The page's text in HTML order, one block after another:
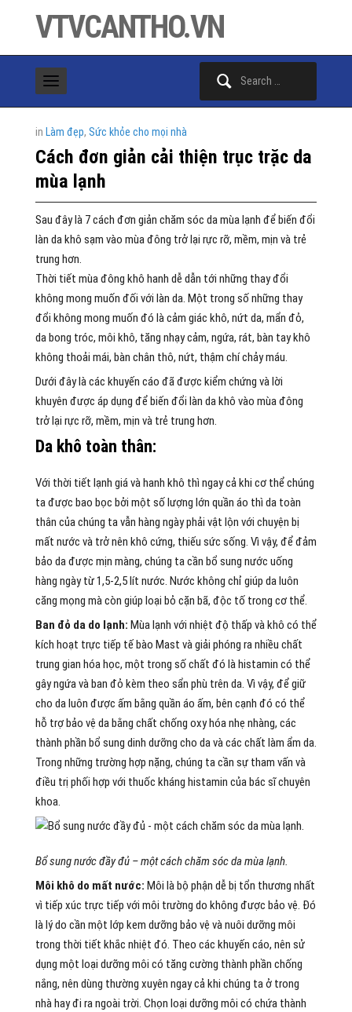
VTVCANTHO.VN
in Làm đẹp, Sức khỏe cho mọi nhà
Cách đơn giản cải thiện trục trặc da
mùa lạnh
Sau đây là 7 cách đơn giản chăm sóc da mùa lạnh để biến đổi
làn da khô sạm vào mùa đông trở lại rực rỡ, mềm, mịn và trẻ
trung hơn.
Thời tiết mùa đông khô hanh dễ dẫn tới những thay đổi
không mong muốn đối với làn da. Một trong số những thay
đổi không mong muốn đó là cảm giác khô, nứt da, mẩn đỏ,
da bong tróc, môi khô, tăng nhạy cảm, ngứa, rát, bàn tay khô
không thoải mái, bàn chân thô, nứt, thậm chí chảy máu.
Dưới đây là các khuyến cáo đã được kiểm chứng và lời
khuyên được áp dụng để biến đổi làn da khô vào mùa đông
trở lại rực rỡ, mềm, mịn và trẻ trung hơn.
Da khô toàn thân:
Với thời tiết lạnh giá và hanh khô thì ngay cả khi cơ thể chúng
ta được bao bọc bởi một số lượng lớn quần áo thì da toàn
thân của chúng ta vẫn hàng ngày phải vật lộn với chuyện bị
mất nước và trở nên khô cứng, thiếu sức sống. Vì vậy, để đảm
bảo da được mịn màng, chúng ta cần bổ sung nước uống
hàng ngày từ 1,5-2,5 lít nước. Nước không chỉ giúp da luôn
căng mọng mà còn giúp loại bỏ cặn bã, độc tố trong cơ thể.
Ban đỏ da do lạnh: Mùa lạnh với nhiệt độ thấp và khô có thể
kích hoạt trực tiếp tế bào Mast và giải phóng ra nhiều chất
trung gian hóa học, một trong số chất đó là histamin có thể
gây ngứa và ban đỏ kèm theo sẩn phù trên da. Vì vậy, để giữ
cho da luôn được ấm bằng quần áo ấm, bên cạnh đó có thể
hỗ trợ bảo vệ da bằng chất chống oxy hóa nhẹ nhàng, các
thành phần bổ sung dinh dưỡng cho da và các chất làm ẩm da.
Trong những trường hợp nặng, chúng ta cần sự tham vấn và
điều trị phối hợp với thuốc kháng histamin của bác sĩ chuyên
khoa.
Bổ sung nước đầy đủ – một cách chăm sóc da mùa lạnh.
Môi khô do mất nước: Môi là bộ phận dễ bị tổn thương nhất
vì tiếp xúc trực tiếp với môi trường do không được bảo vệ. Đó
là lý do cần một lớp kem dưỡng bảo vệ và nuôi dưỡng môi
trong thời tiết khắc nhiệt đó. Theo các khuyến cáo, nên sử
dụng một loại dưỡng môi có tăng cường thành phần chống
nắng, nên dùng thường xuyên ngay cả khi chúng ta ở trong
nhà hay đi ra ngoài trời. Chọn loại dưỡng môi có chứa thành